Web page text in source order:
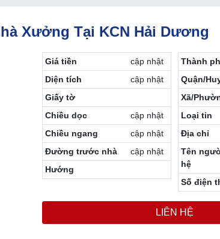
Xưởng Tại KCN Hải Dương
Giá tiền
cập nhật
Diện tích
cập nhật
Giấy tờ
Chiều dọc
cập nhật
Chiều ngang
cập nhật
Đường trước nhà
cập nhật
Hướng
Thành
Quận/
Xã/
Loại tin
Địa chỉ
Tên
hệ
Số điện
LIÊN HỆ